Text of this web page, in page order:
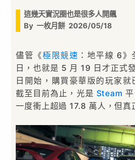
這幾天實況圈也是很多人開飆
By 一枚月餅 2026/05/18
儘管《極限競速 ：地平線 6
日，也就是 5 月 19 日才正式
日開始，購買豪華版的玩家就
截至目前為止，光是 Steam
一度衝上超過 17.8 萬人，但真